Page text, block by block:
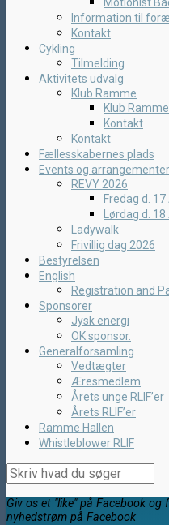
Information til
Kontakt
Cykling
Tilmelding
Aktivitets udvalg
Klub Ramme
Klub Ramme
Kontakt
Kontakt
Fællesskabernes plads
Events og arrangementer
REVY 2026
Fredag d.
Lørdag d.
Ladywalk
Frivillig dag 2026
Bestyrelsen
English
Registration and
Sponsorer
Jysk energi
OK sponsor.
Generalforsamling
Vedtægter
Æresmedlem
Årets unge RLIF’er
Årets RLIF’er
Ramme Hallen
Whistleblower RLIF
Giv os et "like" på Facebook
nyhedstrøm på Facebook